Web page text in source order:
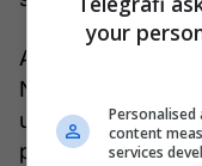
Ajo u përpoq të
Në mbrëmje,
uleshin në
për të ardhmen e
your
content
services